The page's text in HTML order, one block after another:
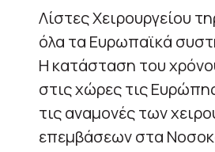
Λίστες Χειρουργείου
όλα τα Ευρωπαϊκά
Η κατάσταση του
στις χώρες τις
τις αναμονές των
επεμβάσεων στα